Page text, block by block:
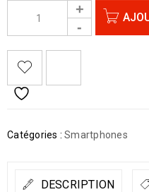
Catégories : Smartphones
DESCRIPTION